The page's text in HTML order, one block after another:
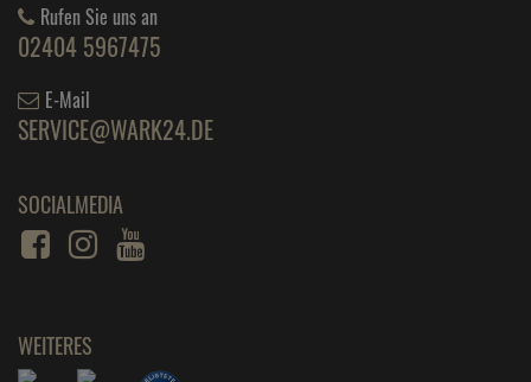
Rufen Sie uns an
02404 5967475
E-Mail
SERVICE@WARK24.DE
SOCIALMEDIA
WEITERES